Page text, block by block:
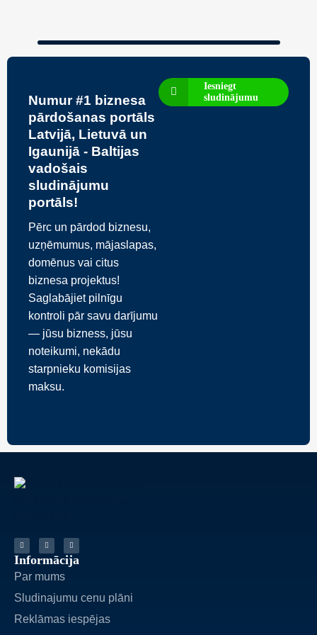
Numur #1 biznesa
pārdošanas portāls
Latvijā, Lietuvā un
Igaunijā - Baltijas
vadošais
sludinājumu
portāls!
Pērc un pārdod biznesu,
uzņēmumus, mājaslapas,
domēnus vai citus
biznesa projektus!
Saglabājiet pilnīgu
kontroli pār savu darījumu
— jūsu bizness, jūsu
noteikumi, nekādu
starpnieku komisijas
maksu.
Iesniegt
sludinājumu
Informācija
Par mums
Sludinajumu cenu plāni
Reklāmas iespējas